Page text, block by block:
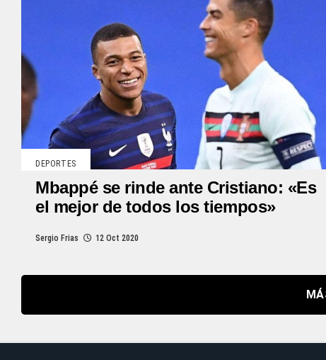
DEPORTES
Mbappé se rinde ante Cristiano: «Es
el mejor de todos los tiempos»
Sergio Frias 12 Oct 2020